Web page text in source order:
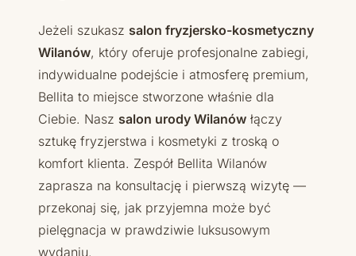
Jeżeli szukasz salon fryzjersko-kosmetyczny
Wilanów, który oferuje profesjonalne zabiegi,
indywidualne podejście i atmosferę premium,
Bellita to miejsce stworzone właśnie dla
Ciebie. Nasz salon urody Wilanów łączy
sztukę fryzjerstwa i kosmetyki z troską o
komfort klienta. Zespół Bellita Wilanów
zaprasza na konsultację i pierwszą wizytę —
przekonaj się, jak przyjemna może być
pielęgnacja w prawdziwie luksusowym
wydaniu.